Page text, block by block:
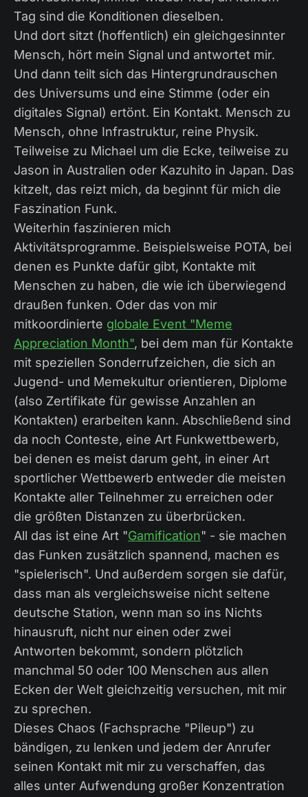
Tag sind die Konditionen dieselben.
Und dort sitzt (hoffentlich) ein gleichgesinnter
Mensch, hört mein Signal und antwortet mir.
Und dann teilt sich das Hintergrundrauschen
des Universums und eine Stimme (oder ein
digitales Signal) ertönt. Ein Kontakt. Mensch zu
Mensch, ohne Infrastruktur, reine Physik.
Teilweise zu Michael um die Ecke, teilweise zu
Jason in Australien oder Kazuhito in Japan. Das
kitzelt, das reizt mich, da beginnt für mich die
Faszination Funk.
Weiterhin faszinieren mich
Aktivitätsprogramme. Beispielsweise POTA, bei
denen es Punkte dafür gibt, Kontakte mit
Menschen zu haben, die wie ich überwiegend
draußen funken. Oder das von mir
mitkoordinierte globale Event "Meme
Appreciation Month", bei dem man für Kontakte
mit speziellen Sonderrufzeichen, die sich an
Jugend- und Memekultur orientieren, Diplome
(also Zertifikate für gewisse Anzahlen an
Kontakten) erarbeiten kann. Abschließend sind
da noch Conteste, eine Art Funkwettbewerb,
bei denen es meist darum geht, in einer Art
sportlicher Wettbewerb entweder die meisten
Kontakte aller Teilnehmer zu erreichen oder
die größten Distanzen zu überbrücken.
All das ist eine Art "Gamification" - sie machen
das Funken zusätzlich spannend, machen es
"spielerisch". Und außerdem sorgen sie dafür,
dass man als vergleichsweise nicht seltene
deutsche Station, wenn man so ins Nichts
hinausruft, nicht nur einen oder zwei
Antworten bekommt, sondern plötzlich
manchmal 50 oder 100 Menschen aus allen
Ecken der Welt gleichzeitig versuchen, mit mir
zu sprechen.
Dieses Chaos (Fachsprache "Pileup") zu
bändigen, zu lenken und jedem der Anrufer
seinen Kontakt mit mir zu verschaffen, das
alles unter Aufwendung großer Konzentration